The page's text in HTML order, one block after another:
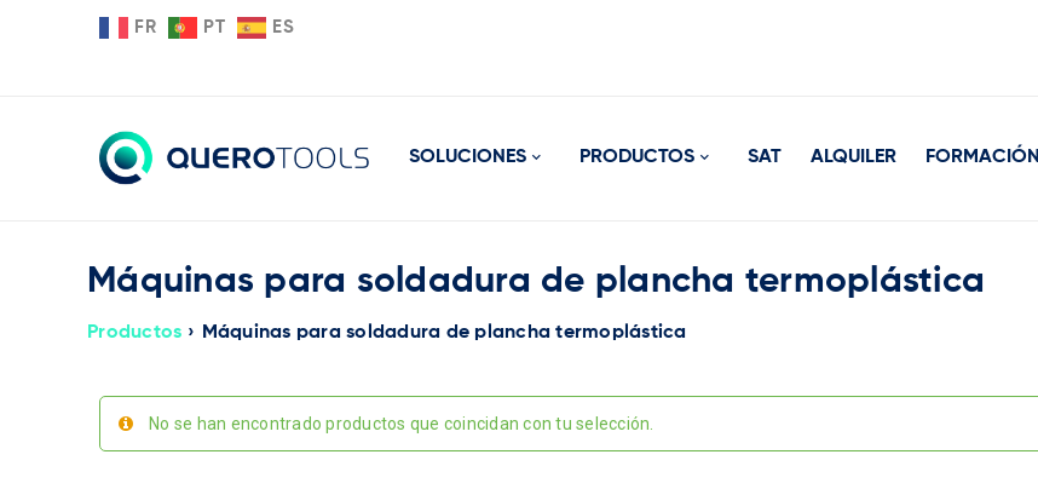
FR PT ES
SOLUCIONES PRODUCTOS SAT ALQUILER FORMACIÓN
Máquinas para soldadura de plancha termoplástica
Productos › Máquinas para soldadura de plancha termoplástica
No se han encontrado productos que coincidan con tu selección.